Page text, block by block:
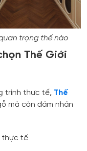
trọng thế nào
Thế Giới
trình thực tế, Thế
mà còn đảm nhận
thực tế